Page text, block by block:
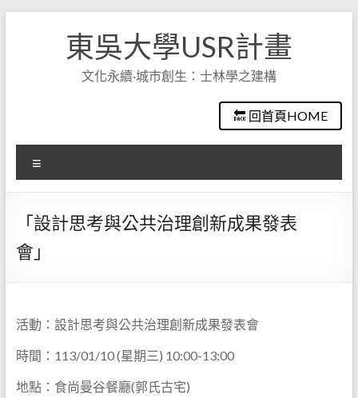
東吳大學USR計畫
文化永續·城市創生：士林學之建構
🔙 回首頁HOME
單
「設計思考與公共治理創新成果發表
會」
活動：設計思考與公共治理創新成果發表會
時間：113/01/10 (星期三) 10:00-13:00
地點：食尚曼谷餐廳(郭氏古宅)